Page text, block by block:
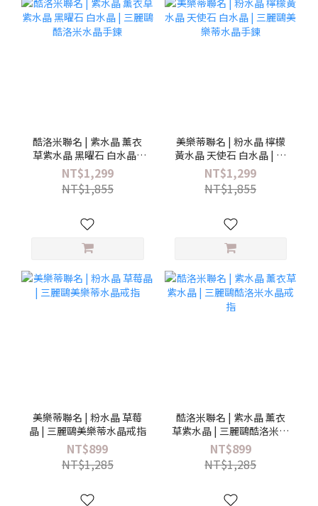
酷洛米聯名 | 紫水晶 薰衣
草紫水晶 黑曜石 白水晶 |
三麗鷗酷洛米水晶手鍊
NT$1,299
NT$1,855
美樂蒂聯名 | 粉水晶 檸檬
黃水晶 天使石 白水晶 | 三
麗鷗美樂蒂水晶手鍊
NT$1,299
NT$1,855
美樂蒂聯名 | 粉水晶 草莓
晶 | 三麗鷗美樂蒂水晶戒指
NT$899
NT$1,285
酷洛米聯名 | 紫水晶 薰衣
草紫水晶 | 三麗鷗酷洛米水
晶戒指
NT$899
NT$1,285